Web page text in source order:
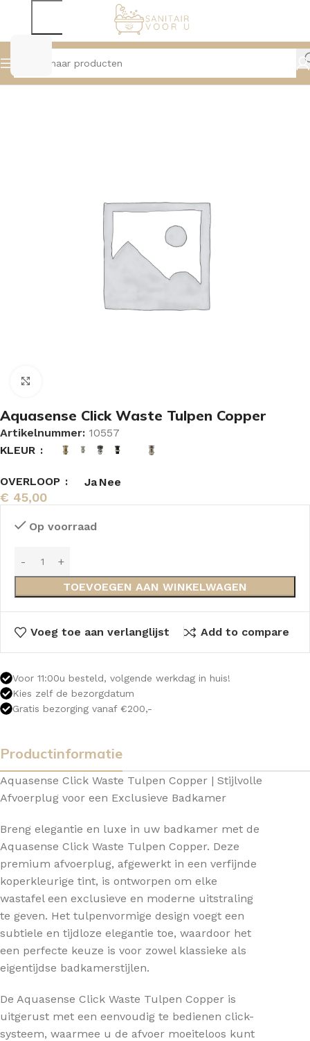
Home Wastafels Click Waste's
Aquasense Click Waste Tulpen Copper
Artikelnummer: 10557
KLEUR
OVERLOOP Ja Nee
€ 45,00
Op voorraad
TOEVOEGEN AAN WINKELWAGEN
Voeg toe aan verlanglijst Add to compare
Voor 11:00u besteld, volgende werkdag in huis!
Kies zelf de bezorgdatum
Gratis bezorging vanaf €200,-
Productinformatie
Aquasense Click Waste Tulpen Copper | Stijlvolle
Afvoerplug voor een Exclusieve Badkamer
Breng elegantie en luxe in uw badkamer met de
Aquasense Click Waste Tulpen Copper. Deze
premium afvoerplug, afgewerkt in een verfijnde
koperkleurige tint, is ontworpen om elke
wastafel een exclusieve en moderne uitstraling
te geven. Het tulpenvormige design voegt een
subtiele en tijdloze elegantie toe, waardoor het
een perfecte keuze is voor zowel klassieke als
eigentijdse badkamerstijlen.
De Aquasense Click Waste Tulpen Copper is
uitgerust met een eenvoudig te bedienen click-
systeem, waarmee u de afvoer moeiteloos kunt